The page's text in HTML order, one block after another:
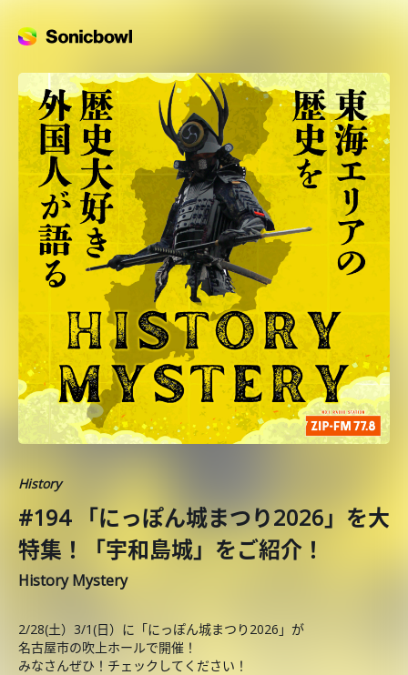
History
#194 「にっぽん城まつり2026」を大
特集！「宇和島城」をご紹介！
History Mystery
2/28(土）3/1(日）に「にっぽん城まつり2026」が
名古屋市の吹上ホールで開催！
みなさんぜひ！チェックしてください！